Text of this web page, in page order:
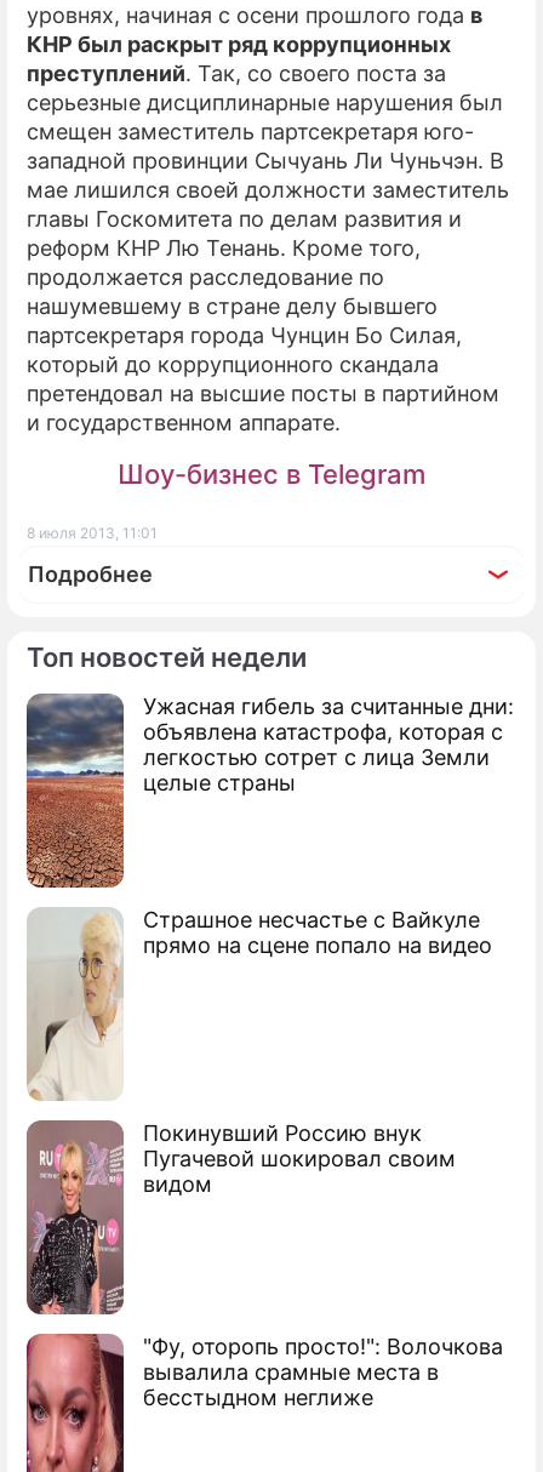
Топ новостей недели
Ужасная гибель за считанные дни:
объявлена катастрофа, которая с
легкостью сотрет с лица Земли
целые страны
Страшное несчастье с Вайкуле
прямо на сцене попало на видео
Покинувший Россию внук
Пугачевой шокировал своим
видом
"Фу, оторопь просто!": Волочкова
вывалила срамные места в
бесстыдном неглиже
уровнях, начиная с осени прошлого года в
КНР был раскрыт ряд коррупционных
преступлений. Так, со своего поста за
серьезные дисциплинарные нарушения был
смещен заместитель партсекретаря юго-
западной провинции Сычуань Ли Чуньчэн. В
мае лишился своей должности заместитель
главы Госкомитета по делам развития и
реформ КНР Лю Тенань. Кроме того,
продолжается расследование по
нашумевшему в стране делу бывшего
партсекретаря города Чунцин Бо Силая,
который до коррупционного скандала
претендовал на высшие посты в партийном
и государственном аппарате.
Шоу-бизнес в Telegram
8 июля 2013, 11:01
Подробнее
По теме
Экс-министра Китая ждет смерть за
взятки
Китай стал лидером по смертным
казням
В Китае поймали 160 тысяч
коррупционеров